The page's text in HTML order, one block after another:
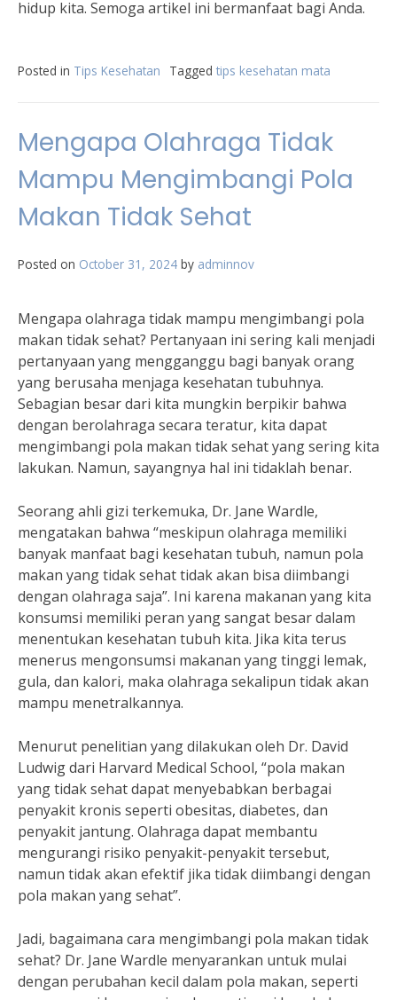
hidup kita. Semoga artikel ini bermanfaat bagi Anda.
Posted in Tips Kesehatan Tagged tips kesehatan mata
Mengapa Olahraga Tidak
Mampu Mengimbangi Pola
Makan Tidak Sehat
Posted on October 31, 2024 by adminnov
Mengapa olahraga tidak mampu mengimbangi pola
makan tidak sehat? Pertanyaan ini sering kali menjadi
pertanyaan yang mengganggu bagi banyak orang
yang berusaha menjaga kesehatan tubuhnya.
Sebagian besar dari kita mungkin berpikir bahwa
dengan berolahraga secara teratur, kita dapat
mengimbangi pola makan tidak sehat yang sering kita
lakukan. Namun, sayangnya hal ini tidaklah benar.
Seorang ahli gizi terkemuka, Dr. Jane Wardle,
mengatakan bahwa “meskipun olahraga memiliki
banyak manfaat bagi kesehatan tubuh, namun pola
makan yang tidak sehat tidak akan bisa diimbangi
dengan olahraga saja”. Ini karena makanan yang kita
konsumsi memiliki peran yang sangat besar dalam
menentukan kesehatan tubuh kita. Jika kita terus
menerus mengonsumsi makanan yang tinggi lemak,
gula, dan kalori, maka olahraga sekalipun tidak akan
mampu menetralkannya.
Menurut penelitian yang dilakukan oleh Dr. David
Ludwig dari Harvard Medical School, “pola makan
yang tidak sehat dapat menyebabkan berbagai
penyakit kronis seperti obesitas, diabetes, dan
penyakit jantung. Olahraga dapat membantu
mengurangi risiko penyakit-penyakit tersebut,
namun tidak akan efektif jika tidak diimbangi dengan
pola makan yang sehat”.
Jadi, bagaimana cara mengimbangi pola makan tidak
sehat? Dr. Jane Wardle menyarankan untuk mulai
dengan perubahan kecil dalam pola makan, seperti